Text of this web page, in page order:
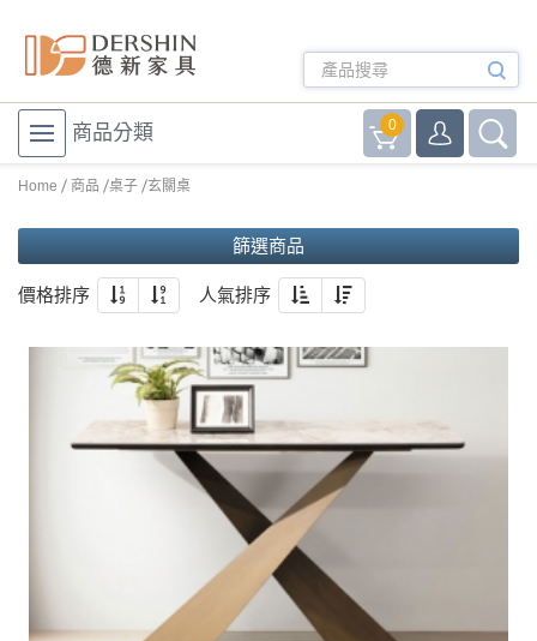
商品分類 0
Home 商品 桌子 玄關桌
篩選商品
價格排序 人氣排序